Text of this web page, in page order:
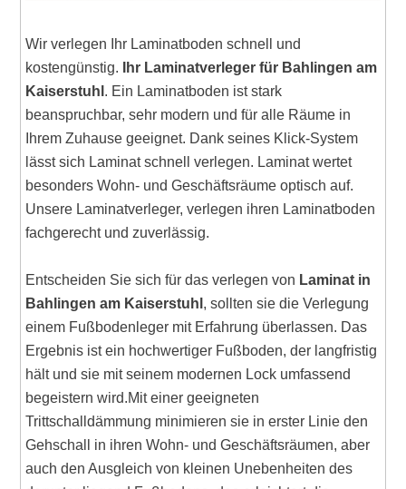
Wir verlegen Ihr Laminatboden schnell und
kostengünstig.
Ihr Laminatverleger für Bahlingen am
Kaiserstuhl . Ein Laminatboden ist stark
beanspruchbar, sehr modern und für alle Räume in
Ihrem Zuhause geeignet. Dank seines Klick-System
lässt sich Laminat schnell verlegen. Laminat wertet
besonders Wohn- und Geschäftsräume optisch auf.
Unsere Laminatverleger, verlegen ihren Laminatboden
fachgerecht und zuverlässig.
Entscheiden Sie sich für das verlegen von Laminat in
Bahlingen am Kaiserstuhl , sollten sie die Verlegung
einem Fußbodenleger mit Erfahrung überlassen. Das
Ergebnis ist ein hochwertiger Fußboden, der langfristig
hält und sie mit seinem modernen Lock umfassend
begeistern wird.Mit einer geeigneten
Trittschalldämmung minimieren sie in erster Linie den
Gehschall in ihren Wohn- und Geschäftsräumen, aber
auch den Ausgleich von kleinen Unebenheiten des